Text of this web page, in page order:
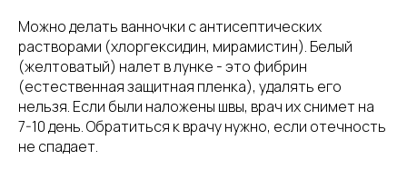
Можно делать ванночки с антисептических
растворами (хлоргексидин, мирамистин). Белый
(желтоватый) налет в лунке - это фибрин
(естественная защитная пленка), удалять его
нельзя. Если были наложены швы, врач их снимет на
7-10 день. Обратиться к врачу нужно, если отечность
не спадает.